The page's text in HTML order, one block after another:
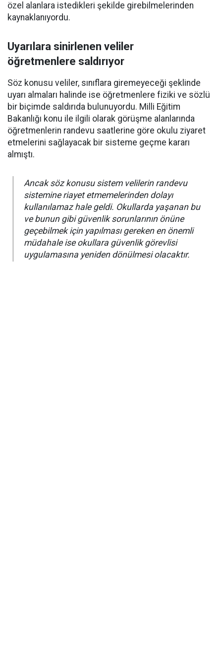
özel alanlara istedikleri şekilde girebilmelerinden
kaynaklanıyordu.
Uyarılara sinirlenen veliler
öğretmenlere saldırıyor
Söz konusu veliler, sınıflara giremeyeceği şeklinde
uyarı almaları halinde ise öğretmenlere fiziki ve sözlü
bir biçimde saldırıda bulunuyordu. Milli Eğitim
Bakanlığı konu ile ilgili olarak görüşme alanlarında
öğretmenlerin randevu saatlerine göre okulu ziyaret
etmelerini sağlayacak bir sisteme geçme kararı
almıştı.
Ancak söz konusu sistem velilerin randevu
sistemine riayet etmemelerinden dolayı
kullanılamaz hale geldi. Okullarda yaşanan bu
ve bunun gibi güvenlik sorunlarının önüne
geçebilmek için yapılması gereken en önemli
müdahale ise okullara güvenlik görevlisi
uygulamasına yeniden dönülmesi olacaktır.